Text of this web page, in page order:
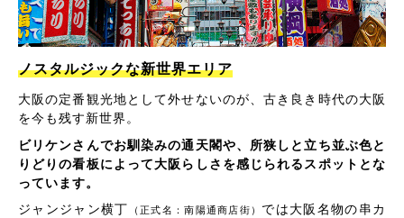
ノスタルジックな新世界エリア
大阪の定番観光地として外せないのが、古き良き時代の大阪
を今も残す新世界。
ビリケンさんでお馴染みの通天閣や、所狭しと立ち並ぶ色と
りどりの看板によって大阪らしさを感じられるスポットとな
っています。
ジャンジャン横丁
（正式名：南陽通商店街） では大阪名物の串カ